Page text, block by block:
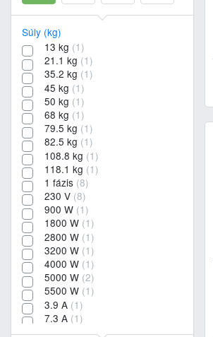
Súly (kg)
13 kg (1)
21.1 kg (1)
35.2 kg (1)
45 kg (1)
50 kg (1)
68 kg (1)
79.5 kg (1)
82.5 kg (1)
108.8 kg (1)
118.1 kg (1)
1 fázis (8)
230 V (8)
900 W (1)
1800 W (1)
2800 W (1)
3200 W (1)
4000 W (1)
5000 W (2)
5500 W (1)
3.9 A (1)
7.3 A (1)
12.2 A(1)